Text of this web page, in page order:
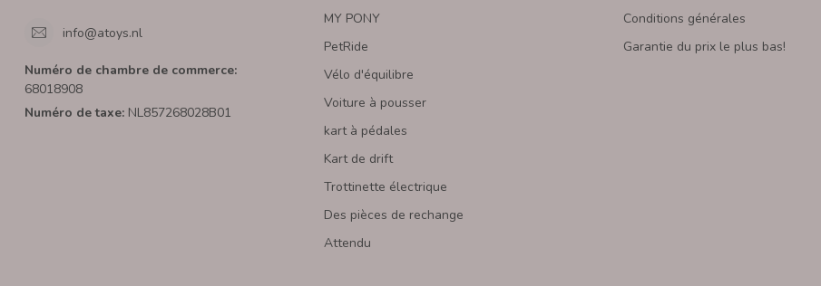
info@atoys.nl
Numéro de chambre de commerce:
68018908
Numéro de taxe: NL857268028B01
MY PONY
PetRide
Vélo d'équilibre
Voiture à pousser
kart à pédales
Kart de drift
Trottinette électrique
Des pièces de rechange
Attendu
Conditions générales
Garantie du prix le plus bas!